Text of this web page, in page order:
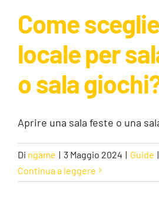
Come scegliere un
o sala
Guide
Come
locale per
o sala
Aprire una sala feste o una
Di ngame | 3 Maggio 2024 | Guide |
Continua a leggere